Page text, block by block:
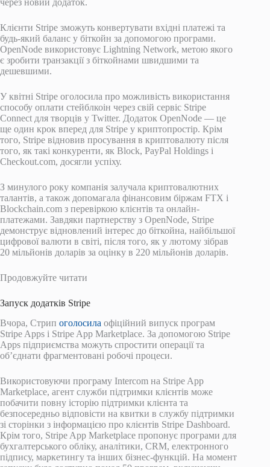
через новий додаток.
Клієнти Stripe зможуть конвертувати вхідні платежі та
будь-який баланс у біткойн за допомогою програми.
OpenNode використовує Lightning Network, метою якого
є зробити транзакції з біткойнами швидшими та
дешевшими.
У квітні Stripe оголосила про можливість використання
способу оплати стейблкоін через свій сервіс Stripe
Connect для творців у Twitter. Додаток OpenNode — це
ще один крок вперед для Stripe у криптопростір. Крім
того, Stripe відновив просування в криптовалюту після
того, як такі конкуренти, як Block, PayPal Holdings і
Checkout.com, досягли успіху.
З минулого року компанія залучала криптовалютних
талантів, а також допомагала фінансовим біржам FTX і
Blockchain.com з перевіркою клієнтів та онлайн-
платежами. Завдяки партнерству з OpenNode, Stripe
демонструє відновлений інтерес до біткойна, найбільшої
цифрової валюти в світі, після того, як у лютому зібрав
20 мільйонів доларів за оцінку в 220 мільйонів доларів.
Продовжуйте читати
Запуск додатків Stripe
Вчора, Стрип оголосила офіційний випуск програм
Stripe Apps і Stripe App Marketplace. За допомогою Stripe
Apps підприємства можуть спростити операції та
об’єднати фрагментовані робочі процеси.
Використовуючи програму Intercom на Stripe App
Marketplace, агент служби підтримки клієнтів може
побачити повну історію підтримки клієнта та
безпосередньо відповісти на квитки в службу підтримки
зі сторінки з інформацією про клієнтів Stripe Dashboard.
Крім того, Stripe App Marketplace пропонує програми для
бухгалтерського обліку, аналітики, CRM, електронного
підпису, маркетингу та інших бізнес-функцій. На момент